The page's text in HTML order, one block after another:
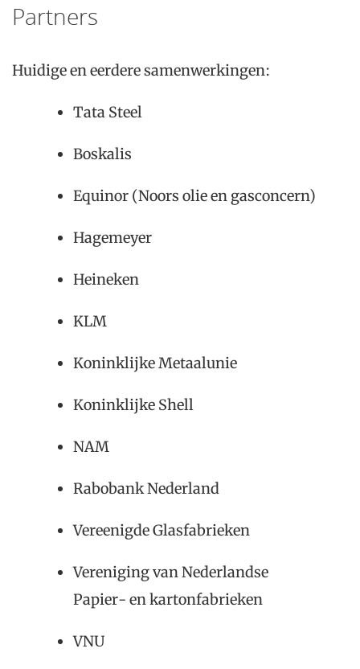
Partners
Huidige en eerdere samenwerkingen:
Tata Steel
Boskalis
Equinor (Noors olie en gasconcern)
Hagemeyer
Heineken
KLM
Koninklijke Metaalunie
Koninklijke Shell
NAM
Rabobank Nederland
Vereenigde Glasfabrieken
Vereniging van Nederlandse
Papier- en kartonfabrieken
VNU